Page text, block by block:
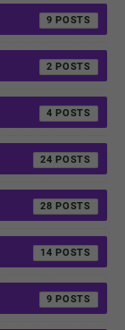
9
2
4
24
28
14
9